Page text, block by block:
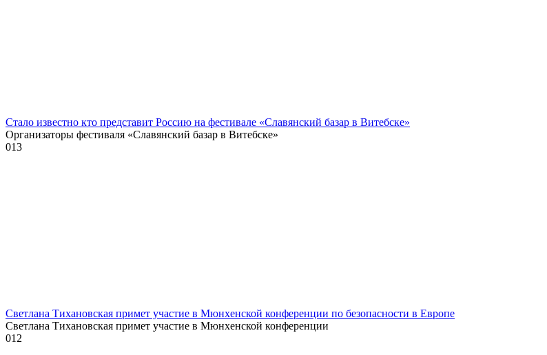
Стало известно кто представит Россию на фестивале «Славянский базар в Витебске»
Организаторы фестиваля «Славянский базар в Витебске»
013
Светлана Тихановская примет участие в Мюнхенской конференции по безопасности в Европе
Светлана Тихановская примет участие в Мюнхенской конференции
012